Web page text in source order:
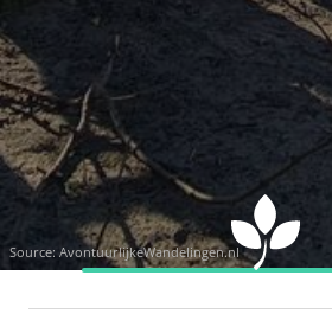
Source: AvontuurlijkeWandelingen.nl